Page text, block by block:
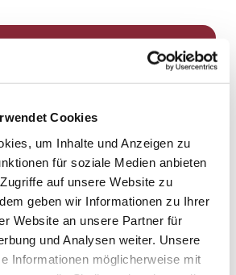
Cookies
um Inhalte und Anzeigen zu
für soziale Medien anbieten
auf unsere Website zu
geben wir Informationen zu Ihrer
Website an unsere Partner für
und Analysen weiter. Unsere
Informationen möglicherweise mit
Sie auch